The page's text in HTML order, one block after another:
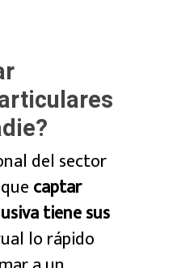
del sector
captar
tiene sus
lo rápido